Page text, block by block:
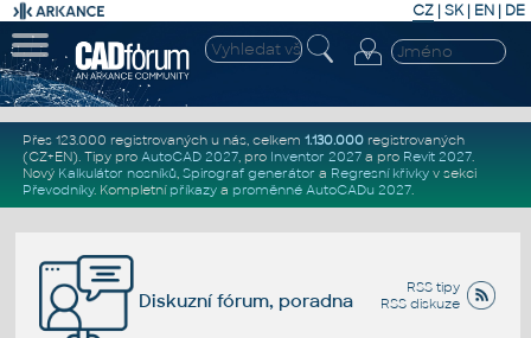
CZ | SK| EN | DE
Přes 123.000 registrovaných u nás, celkem 1.130.000registrovaných
(CZ+EN). Tipy pro AutoCAD 2027, pro Inventor 2027a pro Revit 2027.
Nový Kalkulátor nosníků, Spirograf generátor a Regresní křivkyv sekci
Převodníky. Kompletní příkazya proměnné AutoCADu 2027.
RSS tipy
RSS diskuze
Diskuzní fórum, poradna